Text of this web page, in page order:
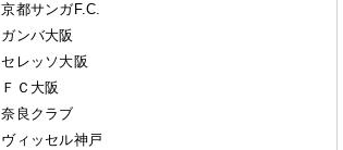
京都サンガF.C.
ガンバ大阪
セレッソ大阪
ＦＣ大阪
奈良クラブ
ヴィッセル神戸